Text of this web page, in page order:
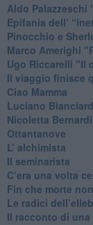
​Aldo Palazzeschi
​Epifania dell’
Pinocchio e
​Marco Amerighi
Ugo Riccarelli "Il
​Il viaggio finisce
​Ciao Mamma
​Luciano
​Nicoletta
​Ottantanove
​L’ alchimista
Il seminarista
​C’era una volta
​Fin che morte
​Le radici
​Il racconto di una